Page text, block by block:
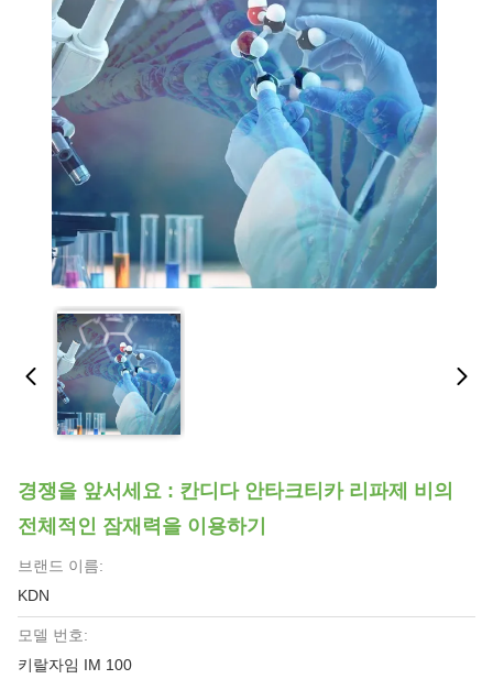
경쟁을 앞서세요 : 칸디다 안타크티카 리파제 비의
전체적인 잠재력을 이용하기
브랜드 이름:
KDN
모델 번호:
키랄자임 IM 100